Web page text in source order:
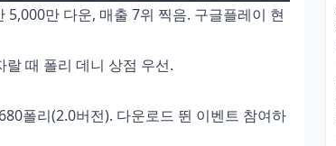
만 다운, 매출 7위 찍음. 구글플레이 현
때 폴리 데니 상점 우선.
폴리(2.0버전). 다운로드 뛴 이벤트 참여하